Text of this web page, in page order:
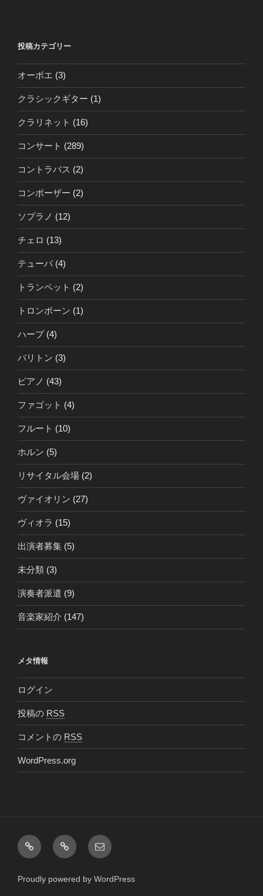
投稿カテゴリー
オーボエ (3)
クラシックギター (1)
クラリネット (16)
コンサート (289)
コントラバス (2)
コンポーザー (2)
ソプラノ (12)
チェロ (13)
テューバ(4)
トランペット (2)
トロンボーン (1)
ハープ(4)
バリトン (3)
ピアノ (43)
ファゴット (4)
フルート (10)
ホルン (5)
リサイタル会場 (2)
ヴァイオリン (27)
ヴィオラ (15)
出演者募集 (5)
未分類 (3)
演奏者派遣 (9)
音楽家紹介 (147)
メタ情報
ログイン
投稿の RSS
コメントの RSS
WordPress.org
FacebookTwitter
メ
ー
Proudly powered by WordPress